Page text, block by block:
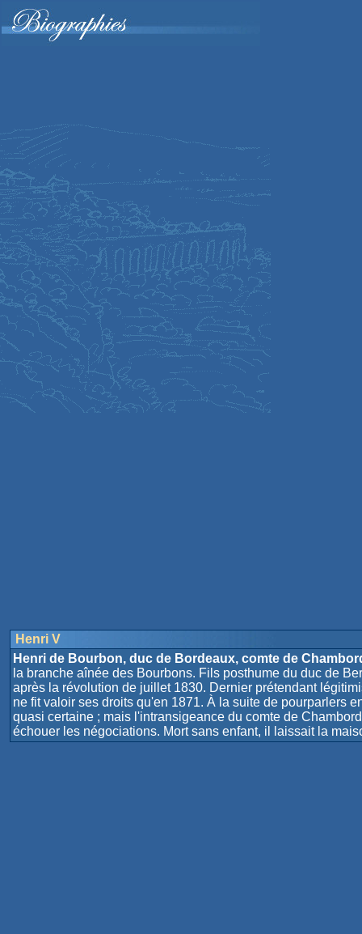
Henri V
Henri de Bourbon, duc de Bordeaux, comte de
la branche aînée des Bourbons. Fils posthume du duc de
après la révolution de juillet 1830. Dernier prétendant
ne fit valoir ses droits qu'en 1871. À la suite de pourparlers
quasi certaine ; mais l'intransigeance du comte de
échouer les négociations. Mort sans enfant, il laissait la